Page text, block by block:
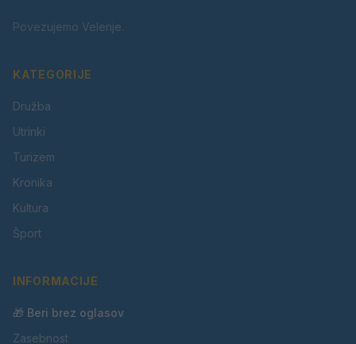
Povezujemo Velenje.
KATEGORIJE
Družba
Utrinki
Turizem
Kronika
Kultura
Šport
INFORMACIJE
🎁 Beri brez oglasov
Zasebnost